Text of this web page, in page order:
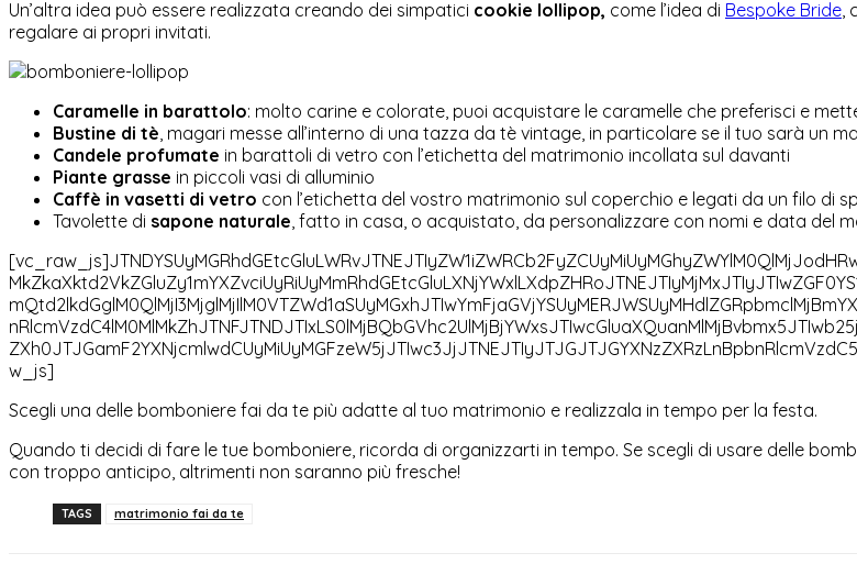
Un’altra idea può essere realizzata creando dei simpatici cookie lollipop, come l’idea di Bespoke Bride,
regalare ai propri invitati.
Caramelle in barattolo: molto carine e colorate, puoi acquistare le caramelle che preferisci e
Bustine di tè, magari messe all’interno di una tazza da tè vintage, in particolare se il tuo sarà un
Candele profumate in barattoli di vetro con l’etichetta del matrimonio incollata sul davanti
Piante grasse in piccoli vasi di alluminio
Caffè in vasetti di vetro con l’etichetta del vostro matrimonio sul coperchio e legati da un filo di
Tavolette di sapone naturale, fatto in casa, o acquistato, da personalizzare con nomi e data del
w_js]
Scegli una delle bomboniere fai da te più adatte al tuo matrimonio e realizzala in tempo per la festa.
Quando ti decidi di fare le tue bomboniere, ricorda di organizzarti in tempo. Se scegli di usare delle
con troppo anticipo, altrimenti non saranno più fresche!
TAGS matrimonio fai da te